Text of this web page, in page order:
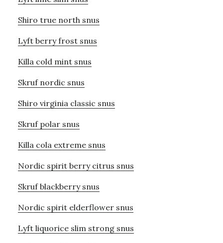
Shiro true north snus
Lyft berry frost snus
Killa cold mint snus
Skruf nordic snus
Shiro virginia classic snus
Skruf polar snus
Killa cola extreme snus
Nordic spirit berry citrus snus
Skruf blackberry snus
Nordic spirit elderflower snus
Lyft liquorice slim strong snus